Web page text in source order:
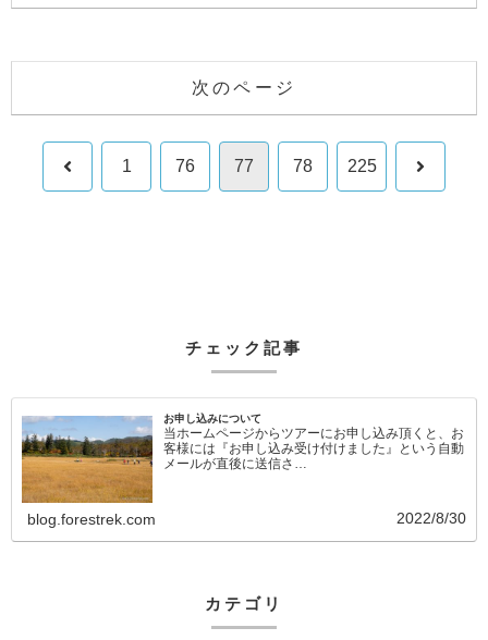
次のページ
前 1 76 77 78 225 次
チェック記事
お申し込みについて
当ホームページからツアーにお申し込み頂くと、お
客様には『お申し込み受け付けました』という自動
メールが直後に送信さ…
blog.forestrek.com 2022/8/30
カテゴリ